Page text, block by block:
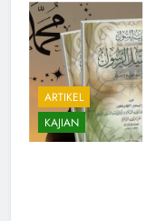
ARTIKEL
KAJIAN